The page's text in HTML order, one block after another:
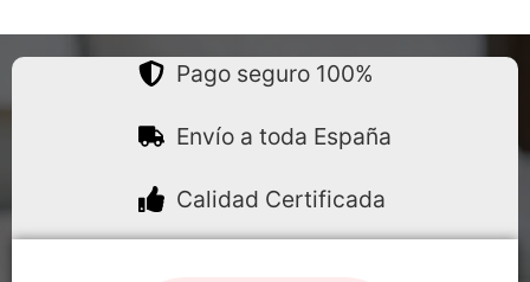
Pago seguro 100%
Envío a toda España
Calidad Certificada